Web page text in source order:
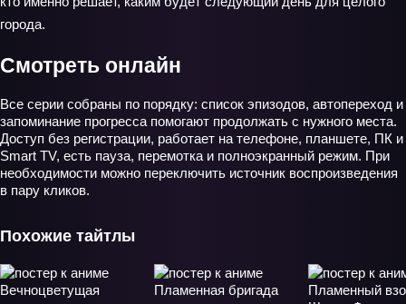
города.
Смотреть онлайн
Все серии собраны по порядку: список эпизодов, автопереход и
запоминание прогресса помогают продолжать с нужного места.
Доступ без регистрации, работает на телефоне, планшете, ПК и
Smart TV, есть пауза, перемотка и полноэкранный режим. При
необходимости можно переключить источник воспроизведения
в пару кликов.
Похожие тайтлы